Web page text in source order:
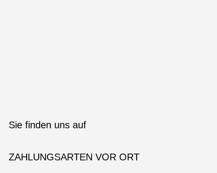
Sie finden uns auf
ZAHLUNGSARTEN VOR ORT